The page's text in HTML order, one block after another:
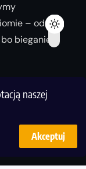
naszej
Akceptuj
– od
bieganie
wersję!